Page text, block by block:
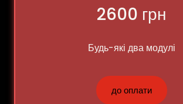
2600 грн
Будь-які два модулі
до оплати